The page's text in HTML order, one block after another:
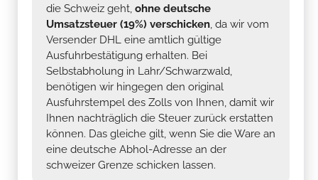
die Schweiz geht, ohne deutsche
Umsatzsteuer (19%) verschicken, da wir vom
Versender DHL eine amtlich gültige
Ausfuhrbestätigung erhalten. Bei
Selbstabholung in Lahr/Schwarzwald,
benötigen wir hingegen den original
Ausfuhrstempel des Zolls von Ihnen, damit wir
Ihnen nachträglich die Steuer zurück erstatten
können. Das gleiche gilt, wenn Sie die Ware an
eine deutsche Abhol-Adresse an der
schweizer Grenze schicken lassen.